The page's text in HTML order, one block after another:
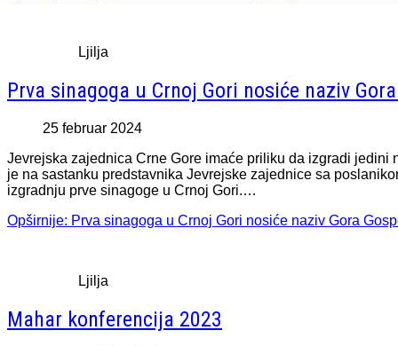
Ljilja
Prva sinagoga u Crnoj Gori nosiće naziv
25 februar 2024
Jevrejska zajednica Crne Gore imaće priliku da izgradi
je na sastanku predstavnika Jevrejske zajednice sa
izgradnju prve sinagoge u Crnoj Gori.…
Opširnije: Prva sinagoga u Crnoj Gori nosiće naziv Gora
Ljilja
Mahar konferencija 2023